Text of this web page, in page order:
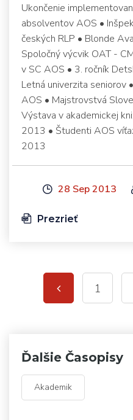
Ukončenie
absolventov AOS •
českých RLP • Blonde
Spoločný výcvik OAT -
v SC AOS • 3. ročník
Letná univerzita seniorov
AOS • Majstrovstvá
Výstava v akademickej
2013 • Študenti AOS
2013
28 Sep 2013
Prezrieť
1
Ďalšie Časopisy
Akademik